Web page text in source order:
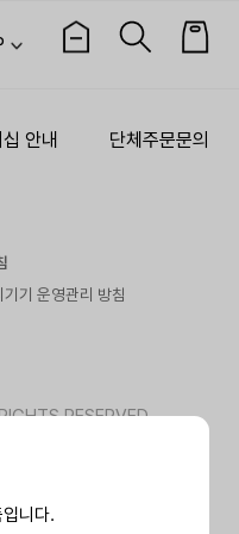
니다.
안내 단체주문문의
기 운영관리 방침
RESERVED